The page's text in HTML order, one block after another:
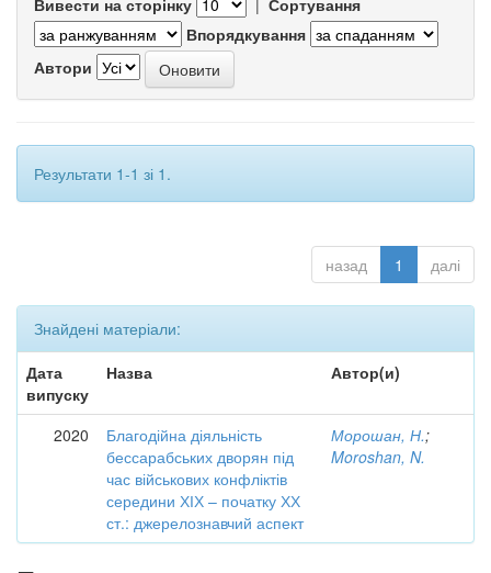
Вивести на сторінку | Сортування
Впорядкування
Автори
Результати 1-1 зі 1.
назад 1 далі
Знайдені матеріали:
Дата
випуску
Назва Автор(и)
2020
Благодійна діяльність
бессарабських дворян під
час військових конфліктів
середини ХІХ – початку ХХ
ст.: джерелознавчий аспект
Морошан, Н.;
Moroshan, N.